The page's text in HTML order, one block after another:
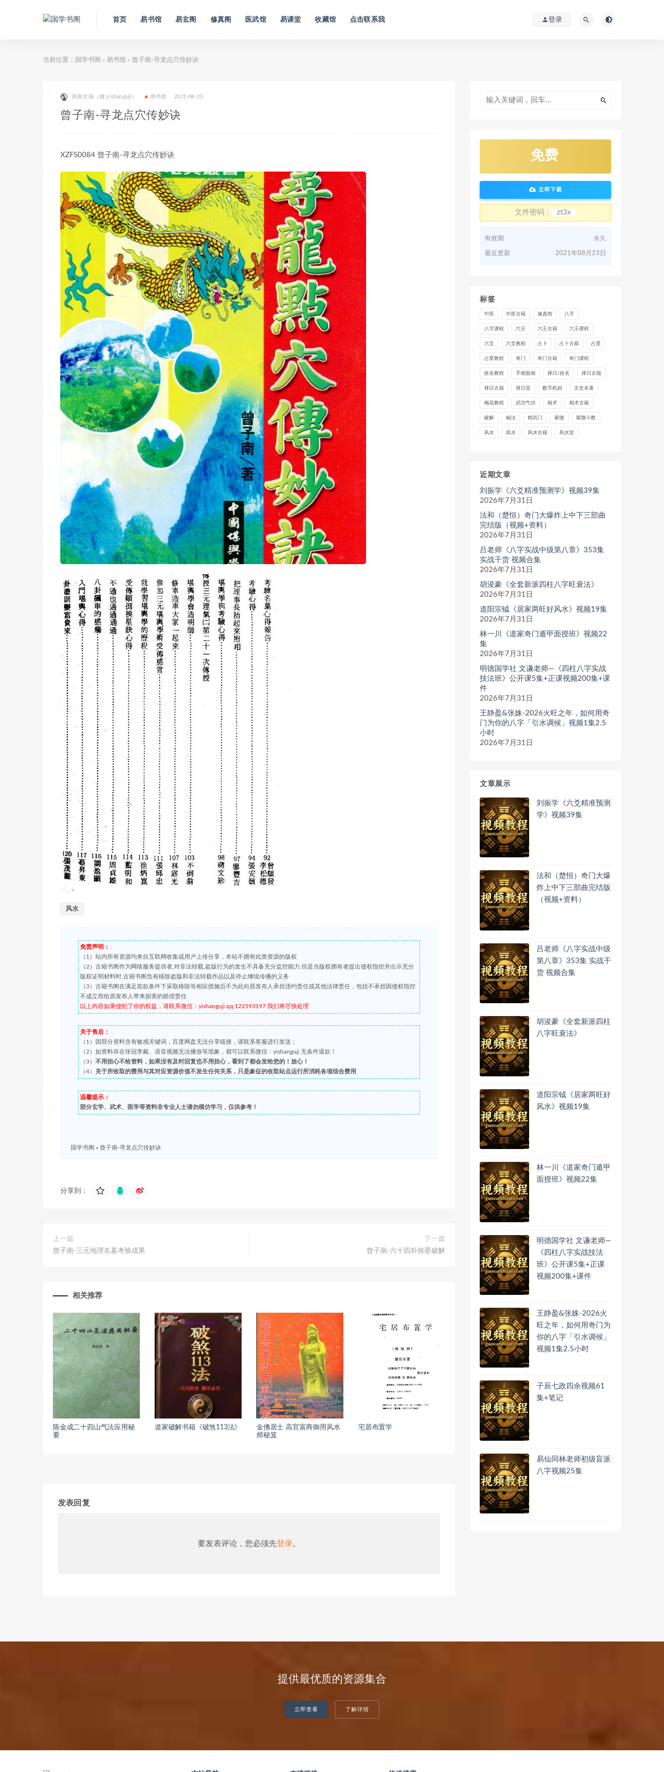
首页 易书馆 易玄阁 修真阁 医武馆 易课堂 收藏馆 点击联系我 登录
当前位置： 国学书阁 > 易书馆 > 曾子南-寻龙点穴传妙诀
易善古籍（微:yishanguji） 易书馆 2021-08-23
曾子南-寻龙点穴传妙诀
XZFS0084 曾子南-寻龙点穴传妙诀
风水
免责声明：
（1）站内所有资源均来自互联网收集或用户上传分享，本站不拥有此类资源的版权
（2）古籍书阁作为网络服务提供者,对非法转载,盗版行为的发生不具备充分监控能力.但是当版权拥有者提出侵权指控并出示充分
版权证明材料时,古籍书阁负有移除盗版和非法转载作品以及停止继续传播的义务
（3）古籍书阁在满足前款条件下采取移除等相应措施后不为此向原发布人承担违约责任或其他法律责任，包括不承担因侵权指控
不成立而给原发布人带来损害的赔偿责任
以上内容如果侵犯了你的权益，请联系微信：yishanguji qq:122593197 我们将尽快处理
关于售后：
（1）因部分资料含有敏感关键词，百度网盘无法分享链接，请联系客服进行发送；
（2）如资料存在张冠李戴、语音视频无法播放等现象，都可以联系微信：yishanguji 无条件退款！
（3） 不用担心不给资料，如果没有及时回复也不用担心，看到了都会发给您的！放心！
（4） 关于所收取的费用与其对应资源价值不发生任何关系，只是象征的收取站点运行所消耗各项综合费用
温馨提示：
部分玄学、武术、医学等资料非专业人士请勿模仿学习，仅供参考！
国学书阁 » 曾子南-寻龙点穴传妙诀
分享到：
上一篇
曾子南-三元地理名墓考验成果
下一篇
曾子南-六十四卦挨星破解
相关推荐
陈金成二十四山气法应用秘
要
道家破解书籍《破煞113法》
金佛居士 高官富商御用风水
师秘笈
宅居布置学
发表回复
要发表评论，您必须先登录。
免费
立即下载
文件密码： zt3x
有效期 永久
最近更新 2021年08月23日
标签
中医 中医古籍 修真馆 八字
八字课程 六壬 六壬古籍 六壬课程
六爻 六爻教程 占卜 占卜古籍 占星
占星教程 奇门 奇门古籍 奇门课程
姓名教程 手相面相 择日/姓名 择日古籍
择日古籍 择日堂 数字机凶 文史名著
梅花教程 武功气功 相术 相术古籍
破解 秘法 精武门 紫微 紫微斗数
风水 风水 风水古籍 风水堂
近期文章
刘振学《六爻精准预测学》视频39集
2026年7月31日
法和（楚恒）奇门大爆炸上中下三部曲
完结版（视频+资料）
2026年7月31日
吕老师《八字实战中级第八章》353集
实战干货 视频合集
2026年7月31日
胡浚豪《全套新派四柱八字旺衰法》
2026年7月31日
道阳宗钺《居家两旺好风水》视频19集
2026年7月31日
林一川《道家奇门遁甲面授班》视频22
集
2026年7月31日
明德国学社 文谦老师—《四柱八字实战
技法班》公开课5集+正课视频200集+课
件
2026年7月31日
王静盈&张姝-2026火旺之年，如何用奇
门为你的八字「引水调候」视频1集2.5
小时
2026年7月31日
文章展示
刘振学《六爻精准预测
学》视频39集
法和（楚恒）奇门大爆
炸上中下三部曲完结版
（视频+资料）
吕老师《八字实战中级
第八章》353集 实战干
货 视频合集
胡浚豪《全套新派四柱
八字旺衰法》
道阳宗钺《居家两旺好
风水》视频19集
林一川《道家奇门遁甲
面授班》视频22集
明德国学社 文谦老师—
《四柱八字实战技法
班》公开课5集+正课
视频200集+课件
王静盈&张姝-2026火
旺之年，如何用奇门为
你的八字「引水调候」
视频1集2.5小时
子辰七政四余视频61
集+笔记
易仙同林老师初级盲派
八字视频25集
提供最优质的资源集合
立即查看 了解详情